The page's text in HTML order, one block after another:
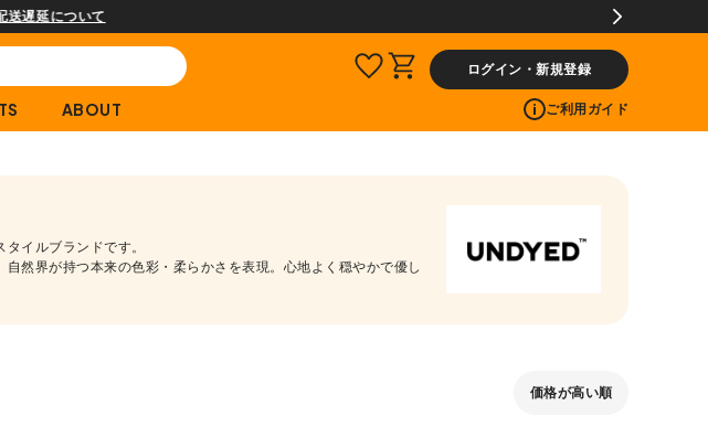
送遅延について
ログイン・新規登録
ABOUT ご利用ガイド
イルブランドです。
然界が持つ本来の色彩・柔らかさを表現。心地よく穏やかで優し
価格が高い順